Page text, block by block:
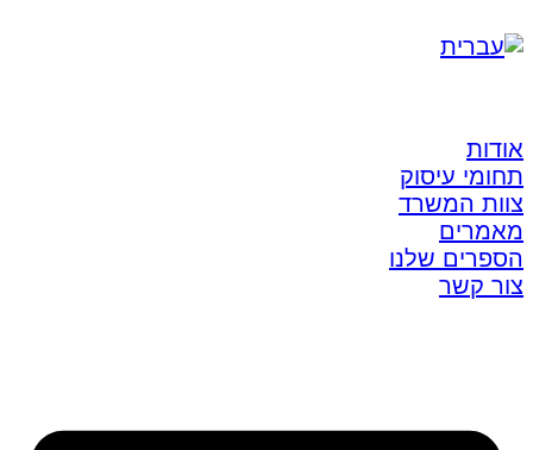
אודות
תחומי עיסוק
צוות המשרד
מאמרים
הספרים שלנו
צור קשר